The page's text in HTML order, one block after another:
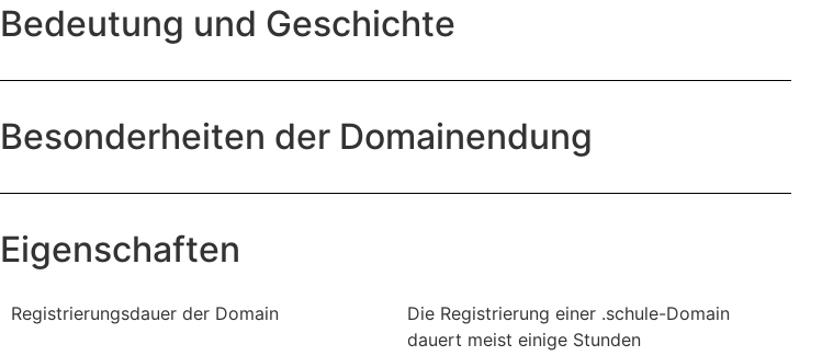
Bedeutung und Geschichte
Besonderheiten der Domainendung
Eigenschaften
Registrierungsdauer der Domain
Die Registrierung einer .schule-Domain
dauert meist einige Stunden